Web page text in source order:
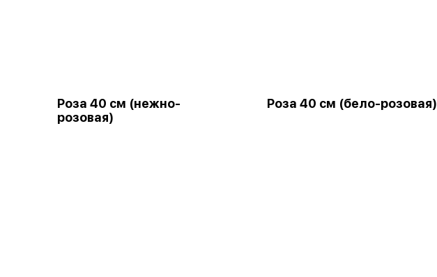
Роза 40 см (нежно-
розовая)
Роза 40 см (бело-розовая)